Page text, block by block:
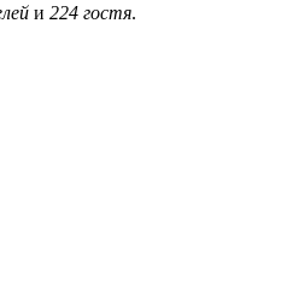
и 224 гостя.